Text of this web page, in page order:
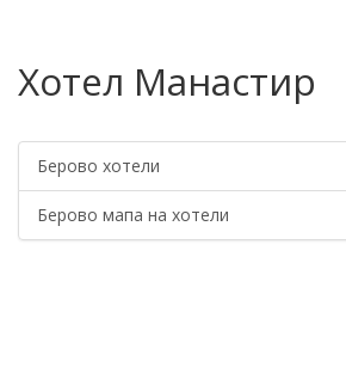
Хотел Манастир
Берово хотели
Берово мапа на хотели